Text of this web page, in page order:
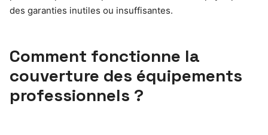
des garanties inutiles ou insuffisantes.
Comment fonctionne la
couverture des équipements
professionnels ?